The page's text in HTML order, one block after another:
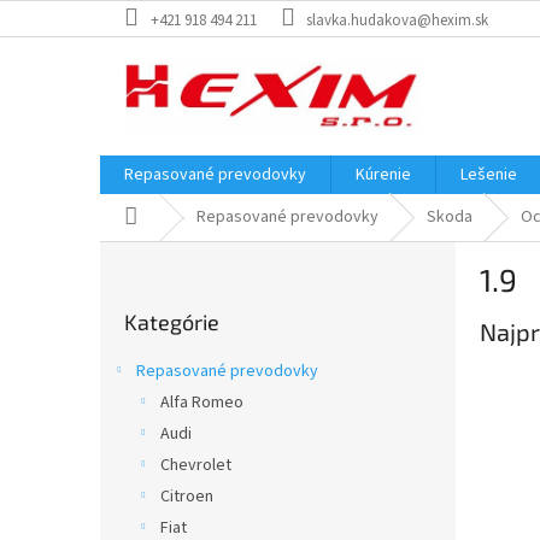
na
+421 918 494 211 slavka.hudakova@hexim.sk
Repasované prevodovky Kúrenie Lešenie
DomovRepasované prevodovky Skoda
kategórie
Kategórie
Repasované prevodovky
Alfa Romeo
Audi
Chevrolet
Citroen
Fiat
1.9